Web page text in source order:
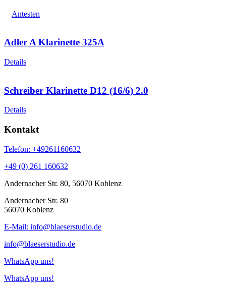
Antesten
Adler A Klarinette 325A
Details
Schreiber Klarinette D12 (16/6) 2.0
Details
Kontakt
Telefon: +49261160632
+49 (0) 261 160632
Andernacher Str. 80, 56070 Koblenz
Andernacher Str. 80
56070 Koblenz
E-Mail: info@blaeserstudio.de
info@blaeserstudio.de
WhatsApp uns!
WhatsApp uns!